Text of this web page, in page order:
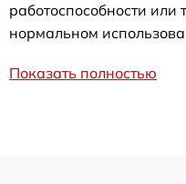
работоспособности
нормальном
Показать полностью